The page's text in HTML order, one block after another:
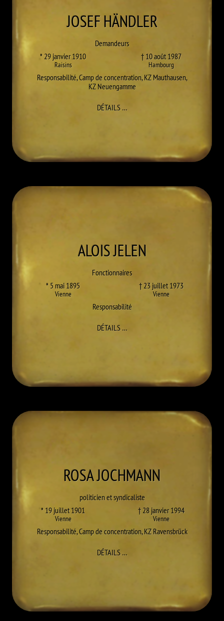
JOSEFHÄNDLER
Demandeurs
* 29 janvier 1910
Raisins
† 10 août 1987
Hambourg
Responsabilité,Camp de concentration,KZ Mauthausen,
KZ Neuengamme
DÉTAILS…À JOSEF HÄNDLER
ALOISJELEN
Fonctionnaires
* 5 mai 1895
Vienne
† 23 juillet 1973
Vienne
Responsabilité
DÉTAILS…À ALOIS JELEN
ROSAJOCHMANN
politicien et syndicaliste
* 19 juillet 1901
Vienne
† 28 janvier 1994
Vienne
Responsabilité,Camp de concentration,KZ Ravensbrück
DÉTAILS…À ROSA JOCHMANN